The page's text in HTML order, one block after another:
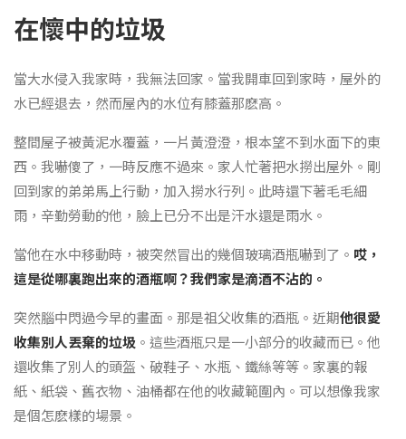
在懷中的垃圾
當大水侵入我家時，我無法回家。當我開車回到家時，屋外的
水已經退去，然而屋內的水位有膝蓋那麽高。
整間屋子被黃泥水覆蓋，一片黃澄澄，根本望不到水面下的東
西。我嚇傻了，一時反應不過來。家人忙著把水撈出屋外。剛
回到家的弟弟馬上行動，加入撈水行列。此時還下著毛毛細
雨，辛勤勞動的他，臉上已分不出是汗水還是雨水。
當他在水中移動時，被突然冒出的幾個玻璃酒瓶嚇到了。 哎，
這是從哪裏跑出來的酒瓶啊？我們家是滴酒不沾的。
突然腦中閃過今早的畫面。那是祖父收集的酒瓶。近期他很愛
收集別人丟棄的垃圾 。這些酒瓶只是一小部分的收藏而已。他
還收集了別人的頭盔、破鞋子、水瓶、鐵絲等等。家裏的報
紙、紙袋、舊衣物、油桶都在他的收藏範圍內。可以想像我家
是個怎麽樣的場景。